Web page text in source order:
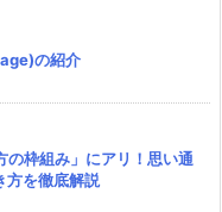
の紹介
の枠組み」にアリ！思い通
方を徹底解説